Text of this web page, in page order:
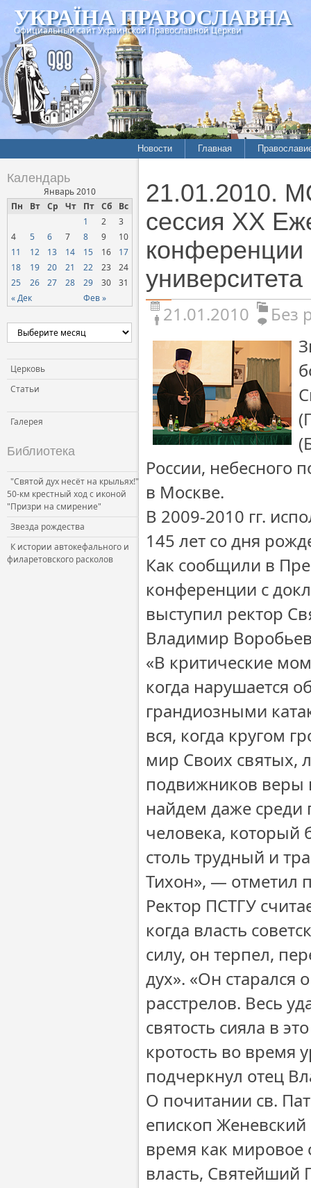
УКРАЇНА ПРАВОСЛАВНА
Официальный сайт Украинской Православной Церкви
Новости Главная
Календарь
Январь 2010
Пн
Вт Ср Чт Пт Сб Вс
« Дек Фев »
1 2
3
4
5 6 7 8 9
10
11
12 13 14 15 16
17
18
19 20 21 22 23
24
25
26 27 28 29 30 31
Церковь
Статьи
Галерея
Библиотека
"Святой дух несёт на крыльях!"
50-км крестный ход с иконой
"Призри на смирение"
Звезда рождества
К истории автокефального и
филаретовского расколов
21.01.2010.
сессия XX
конференции
университета
21.01.2010
Без
России, небесного
в Москве.
В 2009-2010 гг.
145 лет со дня
Как сообщили в
конференции с
выступил ректор
Владимир
«В критические
когда нарушается
грандиозными
вся, когда кругом
мир Своих святых,
подвижников веры
найдем даже среди
человека,
столь трудный и
Тихон», — отметил
Ректор ПСТГУ
когда власть
силу, он терпел,
дух». «Он старался
расстрелов. Весь
святость сияла в
кротость во время
подчеркнул отец
О почитании св.
епископ
время как мировое
власть, Святейший